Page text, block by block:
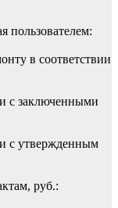
пользователем:
в соответствии
с заключенными
с утвержденным
руб.: